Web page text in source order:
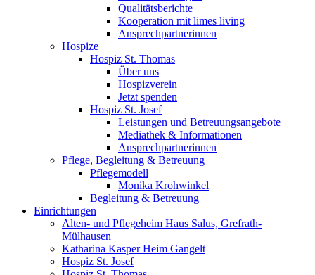
Qualitätsberichte
Kooperation mit limes living
Ansprechpartnerinnen
Hospize
Hospiz St. Thomas
Über uns
Hospizverein
Jetzt spenden
Hospiz St. Josef
Leistungen und Betreuungsangebote
Mediathek & Informationen
Ansprechpartnerinnen
Pflege, Begleitung & Betreuung
Pflegemodell
Monika Krohwinkel
Begleitung & Betreuung
Einrichtungen
Alten- und Pflegeheim Haus Salus, Grefrath-
Mülhausen
Katharina Kasper Heim Gangelt
Hospiz St. Josef